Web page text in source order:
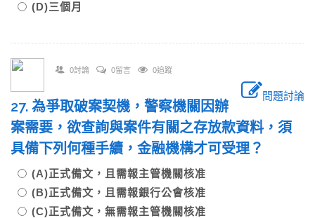
(D)三個月
0討論 0留言 0追蹤
問題討論
27. 為爭取破案契機，警察機關因辦
案需要，欲查詢與案件有關之存放款資料，須
具備下列何種手續，金融機構才可受理？
(A)正式備文，且需報主管機關核准
(B)正式備文，且需報銀行公會核准
(C)正式備文，無需報主管機關核准